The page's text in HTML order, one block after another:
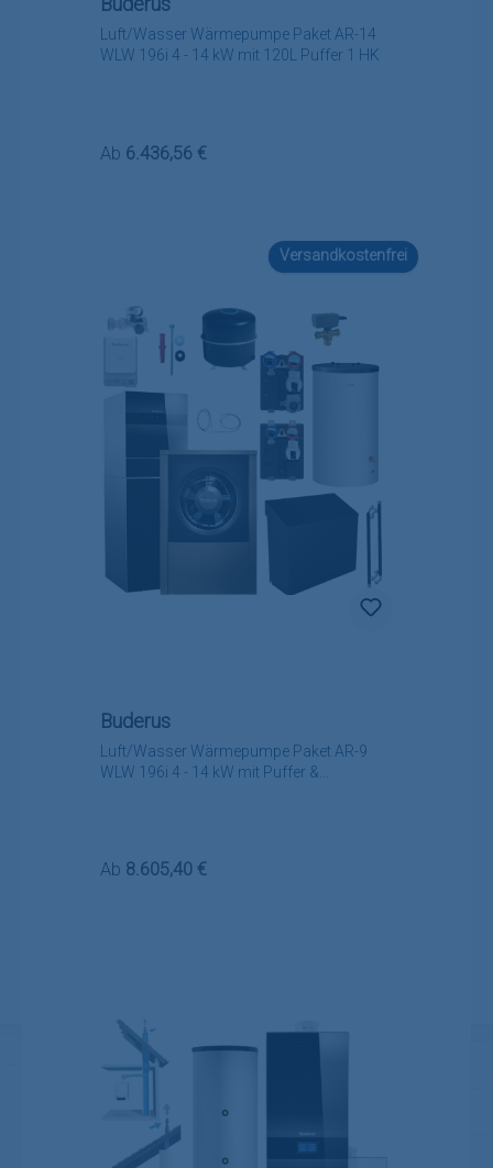
Luft/Wasser Wärmepumpe Paket AR-14
WLW 196i 4 - 14 kW mit 120L Puffer 1 HK
Regulärer Preis:
Ab 6.436,56 €
Versandkostenfrei
Luft/Wasser Wärmepumpe Paket AR-9
WLW 196i 4 - 14 kW mit Puffer &
Buderus
Regulärer Preis:
Ab 8.605,40 €